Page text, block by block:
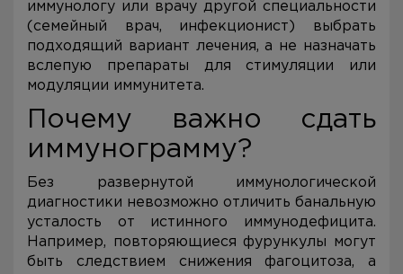
иммунологу или врачу другой специальности
(семейный врач, инфекционист) выбрать
подходящий вариант лечения, а не назначать
вслепую препараты для стимуляции или
модуляции иммунитета.
Почему важно сдать
иммунограмму?
Без развернутой иммунологической
диагностики невозможно отличить банальную
усталость от истинного иммунодефицита.
Например, повторяющиеся фурункулы могут
быть следствием снижения фагоцитоза, а